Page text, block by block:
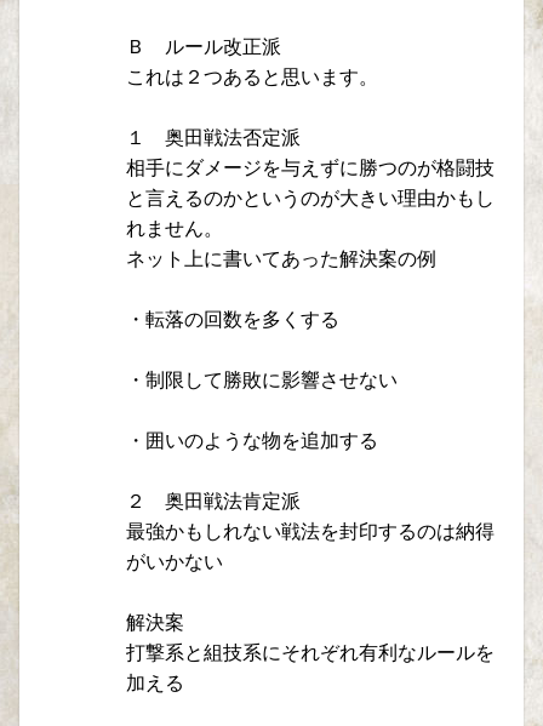
Ｂ ルール改正派
これは２つあると思います。
１ 奥田戦法否定派
相手にダメージを与えずに勝つのが格闘技
と言えるのかというのが大きい理由かもし
れません。
ネット上に書いてあった解決案の例
・転落の回数を多くする
・制限して勝敗に影響させない
・囲いのような物を追加する
２ 奥田戦法肯定派
最強かもしれない戦法を封印するのは納得
がいかない
解決案
打撃系と組技系にそれぞれ有利なルールを
加える